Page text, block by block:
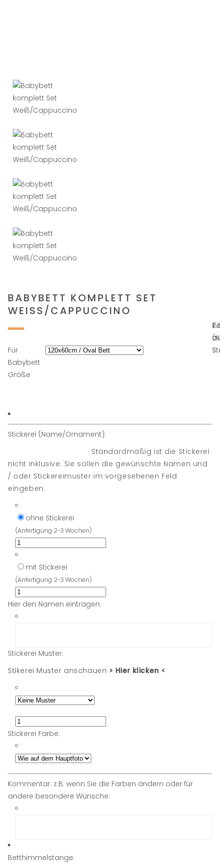
BABYBETT KOMPLETT SET
WEISS/CAPPUCCINO
Für
Babybett
Größe
Stickerei (Name/Ornament):
Standardmäßig ist die Stickerei
nicht inklusive. Sie sollen die gewünschte Namen und
/ oder Stickereimuster im vorgesehenen Feld
eingeben.
ohne Stickerei
(Anfertigung 2-3 Wochen)
mit Stickerei
(Anfertigung 2-3 Wochen)
Hier den Namen eintragen:
Stickerei Muster:
Stikerei Muster anschauen > Hier klicken <
Stickerei Farbe:
Kommentar: z.B. wenn Sie die Farben ändern oder für
andere besondere Wünsche:
Betthimmelstange:
1.
2.